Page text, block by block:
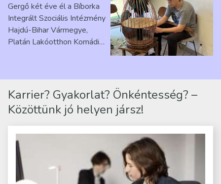
Ribárszky Gergő ellátottal
Gergő két éve él a Bíborka
Integrált Szociális Intézmény
Hajdú-Bihar Vármegye,
Platán Lakóotthon Komádi
Karrier? Gyakorlat? Önkéntesség? –
Közöttünk jó helyen jársz!